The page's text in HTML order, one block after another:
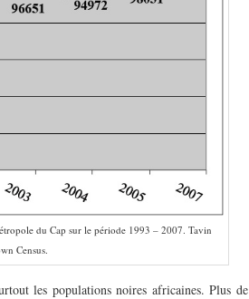
du Cap sur le période 1993 – 2007. Tavin
Census.
les populations noires africaines. Plus de